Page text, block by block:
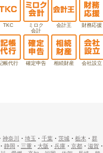
TKC
ミロク
会計
会計王 財務応援
帳代行 確定申告 相続財産 会社設立
神奈川 ・ 埼玉 ・ 千葉 ・ 茨城 ・ 栃木 ・ 群
・ 静岡 ・ 三重 ・ 大阪 ・ 兵庫 ・ 京都 ・ 滋賀 ・